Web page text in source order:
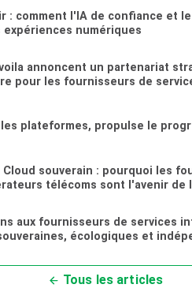
: comment l'IA de confiance et
numériques
annoncent un partenariat
pour les fournisseurs de
les plateformes, propulse le
Cloud souverain : pourquoi les
télécoms sont l'avenir de
aux fournisseurs de services
écologiques et
Tous les articles